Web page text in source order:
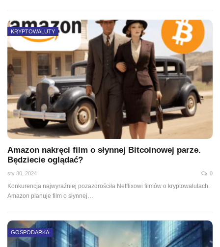
KRYPTOWALUTY
Amazon nakręci film o słynnej Bitcoinowej parze.
Będziecie oglądać?
sty 30, 2024 0
Konkurencja najwyraźniej pozazdrościła Netflixowi filmów o kryptowalutach.
Amazon planuje film o słynnej…
GOSPODARKA